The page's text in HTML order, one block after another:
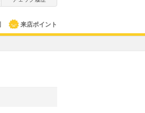
来店ポイント